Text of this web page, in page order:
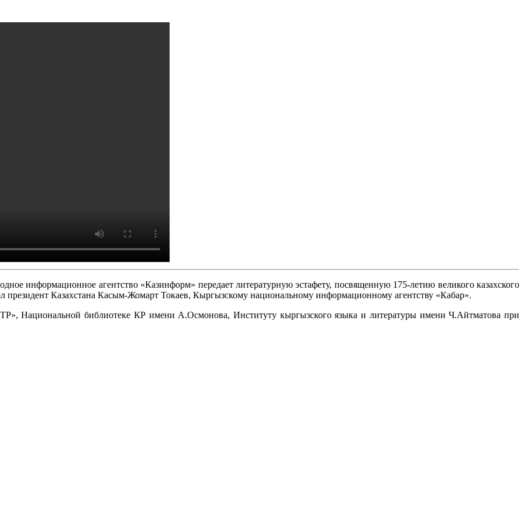
информационное агентство «Казинформ» передает литературную эстафету, посвященную 175-летию великого казахского
президент Казахстана Касым-Жомарт Токаев, Кыргызскому национальному информационному агентству «Кабар».
Национальной библиотеке КР имени А.Осмонова, Институту кыргызского языка и литературы имени Ч.Айтматова при